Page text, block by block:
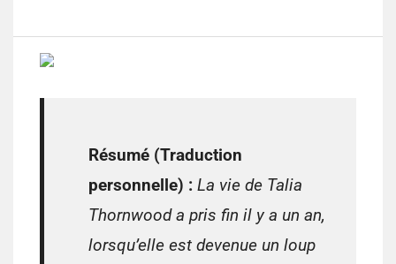
Résumé (Traduction
personnelle) : La vie de Talia
Thornwood a pris fin il y a un an,
lorsqu’elle est devenue un loup